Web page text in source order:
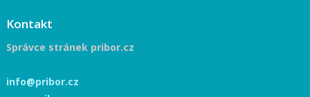
Kontakt
Správce stránek pribor.cz
info@pribor.cz